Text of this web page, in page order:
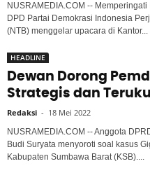
NUSRAMEDIA.COM --
DPD Partai Demokrasi Indonesia
(NTB) menggelar upacara di Kantor...
HEADLINE
Dewan Dorong
Strategis dan
Redaksi - 18 Mei 2022
NUSRAMEDIA.COM -- Anggota
Budi Suryata menyoroti soal kasus
Kabupaten Sumbawa Barat (KSB)....